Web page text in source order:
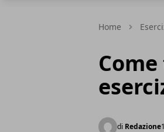
Home
di Redazione